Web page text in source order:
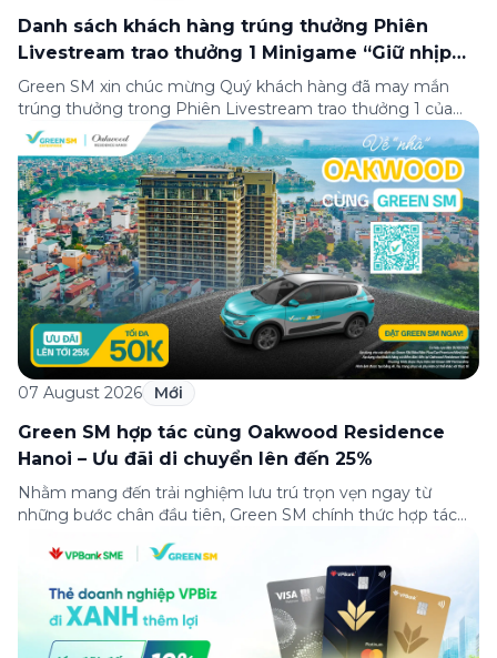
Danh sách khách hàng trúng thưởng Phiên
Livestream trao thưởng 1 Minigame “Giữ nhịp
cuộc vui”
Green SM xin chúc mừng Quý khách hàng đã may mắn
trúng thưởng trong Phiên Livestream trao thưởng 1 của
Minigame “Giữ nhịp cuộc vui”, được phát sóng trực tiếp
trên Fanpage và TikTok Green SM từ 20:00 – 21:00 ngày
04/08/2026. Phiên livestream đã diễn ra công khai với sự
theo dõi của đông […]
07 August 2026 Mới
Green SM hợp tác cùng Oakwood Residence
Hanoi – Ưu đãi di chuyển lên đến 25%
Nhằm mang đến trải nghiệm lưu trú trọn vẹn ngay từ
những bước chân đầu tiên, Green SM chính thức hợp tác
đãi di chuyển dành riêng cho khách hàng có điểm đi hoặc
điểm đến tại khu căn hộ dịch vụ này. Tọa lạc trong […]